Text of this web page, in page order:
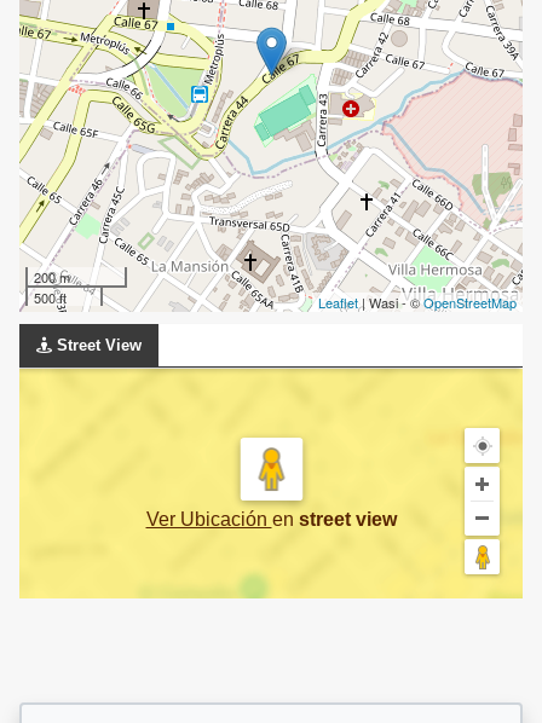
200 m
500 ft
Leaflet| Wasi - ©OpenStreetMap
Street View
Ver Ubicación en street view